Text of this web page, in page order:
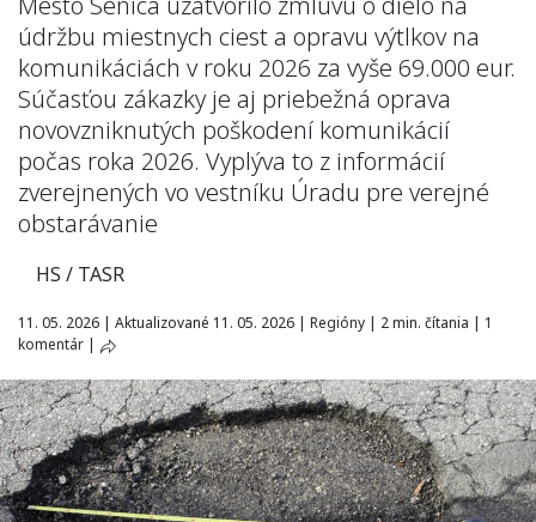
údržbu miestnych ciest a opravu výtlkov na
komunikáciách v roku 2026 za vyše 69.000 eur.
Súčasťou zákazky je aj priebežná oprava
novovzniknutých poškodení komunikácií
počas roka 2026. Vyplýva to z informácií
zverejnených vo vestníku Úradu pre verejné
obstarávanie
HS / TASR
11. 05. 2026 | Aktualizované 11. 05. 2026 | Regióny | 2 min. čítania | 1
komentár |